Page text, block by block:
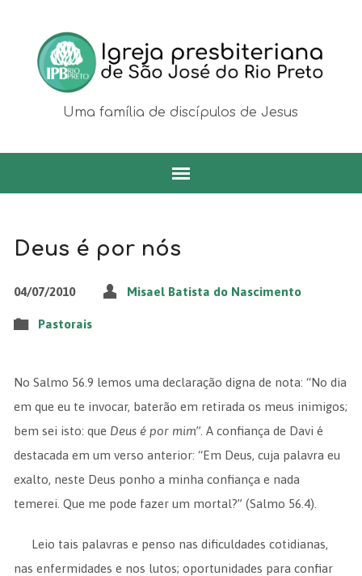
Uma família de discípulos de Jesus
Deus é por nós
04/07/2010 Misael Batista do Nascimento
Pastorais
No Salmo 56.9 lemos uma declaração digna de nota: “No dia
em que eu te invocar, baterão em retirada os meus inimigos;
bem sei isto: que Deus é por mim”. A confiança de Davi é
destacada em um verso anterior: “Em Deus, cuja palavra eu
exalto, neste Deus ponho a minha confiança e nada
temerei. Que me pode fazer um mortal?” (Salmo 56.4).
Leio tais palavras e penso nas dificuldades cotidianas,
nas enfermidades e nos lutos; oportunidades para confiar